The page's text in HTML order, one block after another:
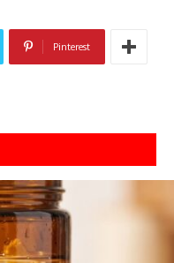
Pinterest